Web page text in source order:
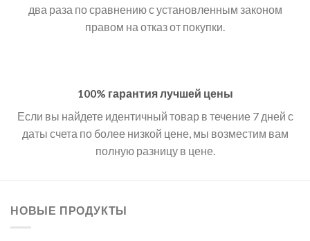
два раза по сравнению с установленным законом
правом на отказ от покупки.
100% гарантия лучшей цены
Если вы найдете идентичный товар в течение 7 дней с
даты счета по более низкой цене, мы возместим вам
полную разницу в цене.
НОВЫЕ ПРОДУКТЫ